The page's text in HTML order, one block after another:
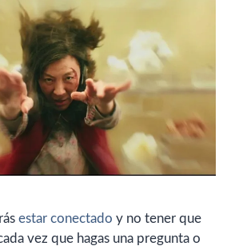
estar conectado y no tener que
vez que hagas una pregunta o